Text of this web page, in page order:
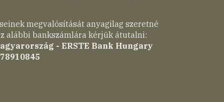
megvalósítását anyagilag szeretné
alábbi bankszámlára kérjük átutalni:
- ERSTE Bank Hungary